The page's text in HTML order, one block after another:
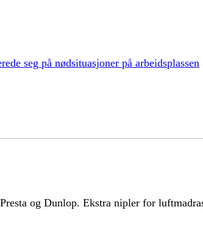
seg på nødsituasjoner på arbeidsplassen
og Dunlop. Ekstra nipler for